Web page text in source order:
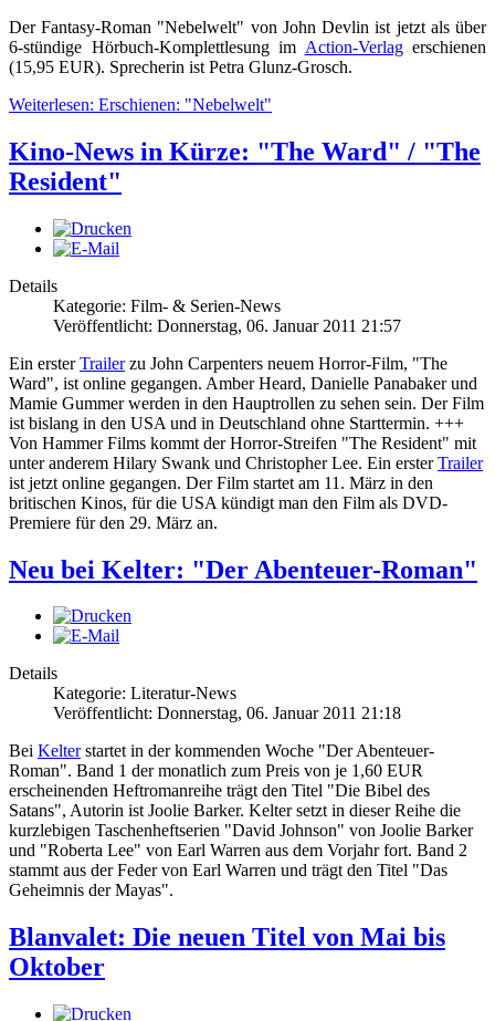
Der Fantasy-Roman "Nebelwelt" von John Devlin ist jetzt als über
6-stündige Hörbuch-Komplettlesung im Action-Verlagerschienen
(15,95 EUR). Sprecherin ist Petra Glunz-Grosch.
Weiterlesen: Erschienen: "Nebelwelt"
Kino-News in Kürze: "The Ward" / "The
Resident"
Details
Kategorie: Film- & Serien-News
Veröffentlicht: Donnerstag, 06. Januar 2011 21:57
Ein ersterTrailerzu John Carpenters neuem Horror-Film, "The
Ward", ist online gegangen. Amber Heard, Danielle Panabaker und
Mamie Gummer werden in den Hauptrollen zu sehen sein. Der Film
ist bislang in den USA und in Deutschland ohne Starttermin. +++
Von Hammer Films kommt der Horror-Streifen "The Resident" mit
unter anderem Hilary Swank und Christopher Lee. Ein ersterTrailer
ist jetzt online gegangen. Der Film startet am 11. März in den
britischen Kinos, für die USA kündigt man den Film als DVD-
Premiere für den 29. März an.
Neu bei Kelter: "Der Abenteuer-Roman"
Details
Kategorie: Literatur-News
Veröffentlicht: Donnerstag, 06. Januar 2011 21:18
Bei Kelterstartet in der kommenden Woche "Der Abenteuer-
Roman". Band 1 der monatlich zum Preis von je 1,60 EUR
erscheinenden Heftromanreihe trägt den Titel "Die Bibel des
Satans", Autorin ist Joolie Barker. Kelter setzt in dieser Reihe die
kurzlebigen Taschenheftserien "David Johnson" von Joolie Barker
und "Roberta Lee" von Earl Warren aus dem Vorjahr fort. Band 2
stammt aus der Feder von Earl Warren und trägt den Titel "Das
Geheimnis der Mayas".
Blanvalet: Die neuen Titel von Mai bis
Oktober